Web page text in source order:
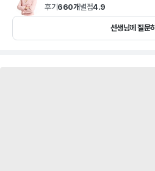
후기 660개 별점4.9
선생님께 질문